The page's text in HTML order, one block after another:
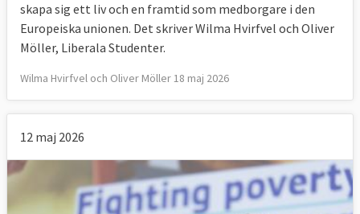
skapa sig ett liv och en framtid som medborgare i den
Europeiska unionen. Det skriver Wilma Hvirfvel och Oliver
Möller, Liberala Studenter.
Wilma Hvirfvel och Oliver Möller 18 maj 2026
12 maj 2026